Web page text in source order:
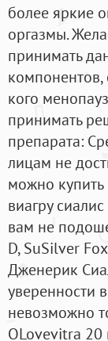
более яркие
оргазмы.
принимать
кого
принимать
препарата:
лицам не
можно
виагру
вам не
D, SuSilver
Дженерик
уверенности
невозможно
OLovevitra